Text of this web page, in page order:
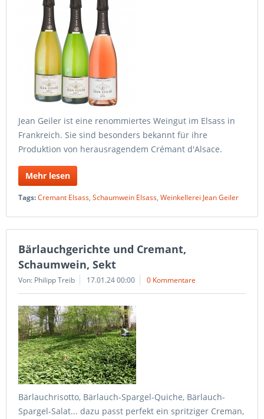
Jean Geiler ist eine renommiertes Weingut im Elsass in
Frankreich. Sie sind besonders bekannt für ihre
Produktion von herausragendem Crémant d'Alsace.
Mehr lesen
Tags:Cremant Elsass, Schaumwein Elsass, Weinkellerei Jean Geiler
Bärlauchgerichte und Cremant,
Schaumwein, Sekt
Von: Philipp Treib 17.01.24 00:00 0 Kommentare
Bärlauchrisotto, Bärlauch-Spargel-Quiche, Bärlauch-
Spargel-Salat... dazu passt perfekt ein spritziger Creman,